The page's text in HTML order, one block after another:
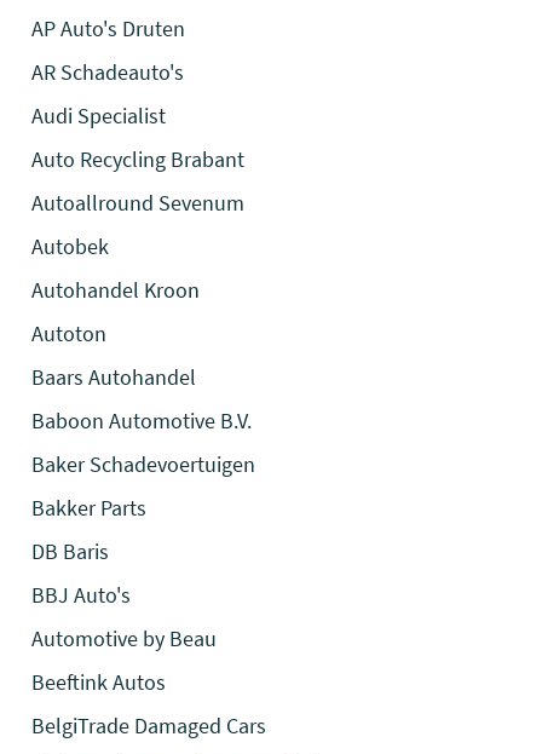
AP Auto's Druten
AR Schadeauto's
Audi Specialist
Auto Recycling Brabant
Autoallround Sevenum
Autobek
Autohandel Kroon
Autoton
Baars Autohandel
Baboon Automotive B.V.
Baker Schadevoertuigen
Bakker Parts
DB Baris
BBJ Auto's
Automotive by Beau
Beeftink Autos
BelgiTrade Damaged Cars